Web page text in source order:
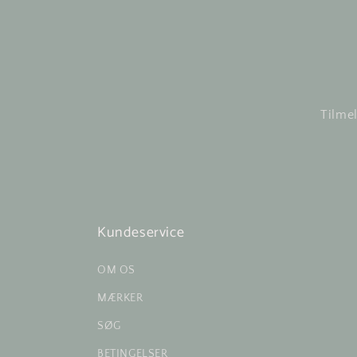
Kundeservice
OM OS
MÆRKER
SØG
BETINGELSER